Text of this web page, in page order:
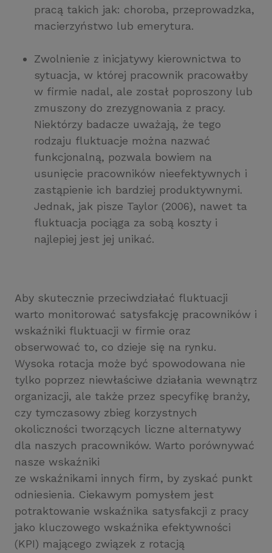
pracą takich jak: choroba, przeprowadzka,
macierzyństwo lub emerytura.
Zwolnienie z inicjatywy kierownictwa to
sytuacja, w której pracownik pracowałby
w firmie nadal, ale został poproszony lub
zmuszony do zrezygnowania z pracy.
Niektórzy badacze uważają, że tego
rodzaju fluktuacje można nazwać
funkcjonalną, pozwala bowiem na
usunięcie pracowników nieefektywnych i
zastąpienie ich bardziej produktywnymi.
Jednak, jak pisze Taylor (2006), nawet ta
fluktuacja pociąga za sobą koszty i
najlepiej jest jej unikać.
Aby skutecznie przeciwdziałać fluktuacji
warto monitorować satysfakcję pracowników i
wskaźniki fluktuacji w firmie oraz
obserwować to, co dzieje się na rynku.
Wysoka rotacja może być spowodowana nie
tylko poprzez niewłaściwe działania wewnątrz
organizacji, ale także przez specyfikę branży,
czy tymczasowy zbieg korzystnych
okoliczności tworzących liczne alternatywy
dla naszych pracowników. Warto porównywać
nasze wskaźniki
ze wskaźnikami innych firm, by zyskać punkt
odniesienia. Ciekawym pomysłem jest
potraktowanie wskaźnika satysfakcji z pracy
jako kluczowego wskaźnika efektywności
(KPI) mającego związek z rotacją